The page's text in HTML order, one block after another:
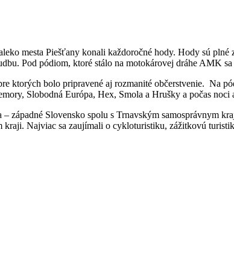
mesta Piešťany konali každoročné hody. Hody sú
Pod pódiom, ktoré stálo na motokárovej dráhe AMK
ktorých bolo pripravené aj rozmanité občerstvenie. Na
Slobodná Európa, Hex, Smola a Hrušky a počas noci
západné Slovensko spolu s Trnavským samosprávnym
Najviac sa zaujímali o cykloturistiku, zážitkovú